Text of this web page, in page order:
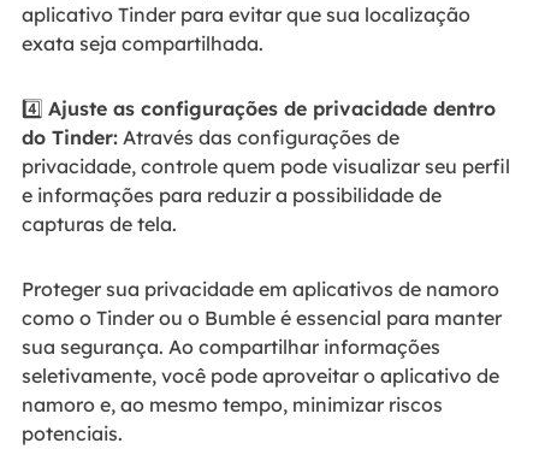
aplicativo Tinder para evitar que sua localização
exata seja compartilhada.
4️⃣ Ajuste as configurações de privacidade dentro
do Tinder:Através das configurações de
privacidade, controle quem pode visualizar seu perfil
e informações para reduzir a possibilidade de
capturas de tela.
Proteger sua privacidade em aplicativos de namoro
como o Tinder ou o Bumble é essencial para manter
sua segurança. Ao compartilhar informações
seletivamente, você pode aproveitar o aplicativo de
namoro e, ao mesmo tempo, minimizar riscos
potenciais.